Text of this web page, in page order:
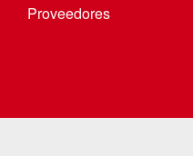
Proveedores